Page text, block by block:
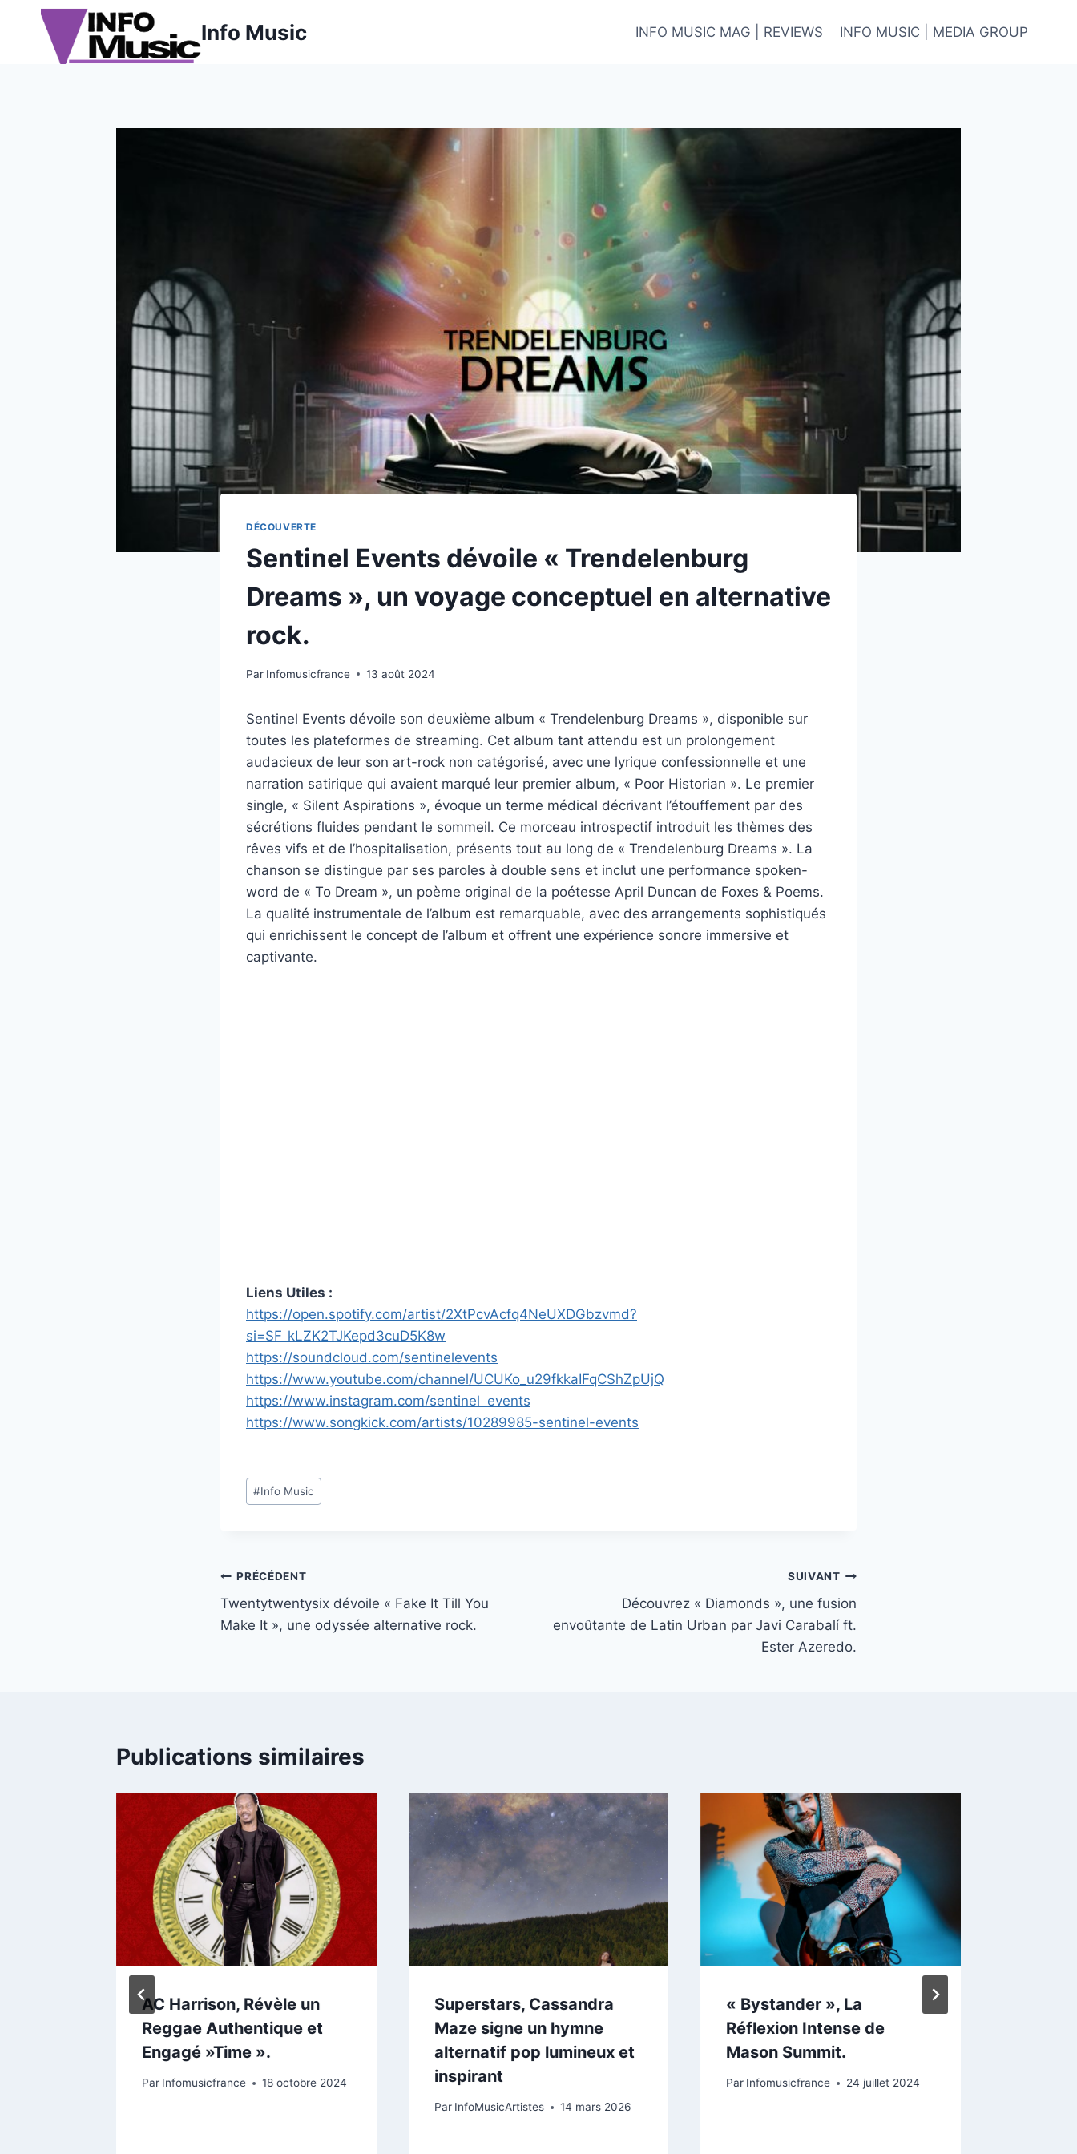
Info Music INFO MUSIC MAG | REVIEWS INFO MUSIC | MEDIA GROUP
DÉCOUVERTE
Sentinel Events dévoile « Trendelenburg
Dreams », un voyage conceptuel en alternative
rock.
Par Infomusicfrance 13 août 2024
Sentinel Events dévoile son deuxième album « Trendelenburg Dreams », disponible sur
toutes les plateformes de streaming. Cet album tant attendu est un prolongement
audacieux de leur son art-rock non catégorisé, avec une lyrique confessionnelle et une
narration satirique qui avaient marqué leur premier album, « Poor Historian ». Le premier
single, « Silent Aspirations », évoque un terme médical décrivant l’étouffement par des
sécrétions fluides pendant le sommeil. Ce morceau introspectif introduit les thèmes des
rêves vifs et de l’hospitalisation, présents tout au long de « Trendelenburg Dreams ». La
chanson se distingue par ses paroles à double sens et inclut une performance spoken-
word de « To Dream », un poème original de la poétesse April Duncan de Foxes & Poems.
La qualité instrumentale de l’album est remarquable, avec des arrangements sophistiqués
qui enrichissent le concept de l’album et offrent une expérience sonore immersive et
captivante.
Liens Utiles :
https://open.spotify.com/artist/2XtPcvAcfq4NeUXDGbzvmd?
si=SF_kLZK2TJKepd3cuD5K8w
https://soundcloud.com/sentinelevents
https://www.youtube.com/channel/UCUKo_u29fkkaIFqCShZpUjQ
https://www.instagram.com/sentinel_events
https://www.songkick.com/artists/10289985-sentinel-events
Étiquettes
de
#Info Music
Navigation
de
PRÉCÉDENT
Twentytwentysix dévoile « Fake It Till You
Make It », une odyssée alternative rock.
SUIVANT
Découvrez « Diamonds », une fusion
envoûtante de Latin Urban par Javi Carabalí ft.
Ester Azeredo.
Publications similaires
AC Harrison, Révèle un
Reggae Authentique et
Engagé »Time ».
Par Infomusicfrance 18 octobre 2024
Superstars, Cassandra
Maze signe un hymne
alternatif pop lumineux et
inspirant
Par InfoMusicArtistes 14 mars 2026
« Bystander », La
Réflexion Intense de
Mason Summit.
Par Infomusicfrance 24 juillet 2024